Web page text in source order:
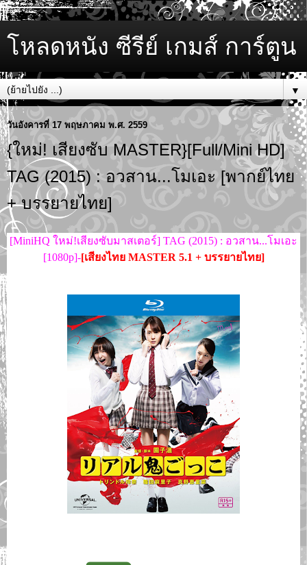
โหลดหนัง ซีรีย์ เกมส์ การ์ตูน
▼
วันอังคารที่ 17 พฤษภาคม พ.ศ. 2559
{ใหม่! เสียงซับ MASTER}[Full/Mini HD]
TAG (2015) : อวสาน...โมเอะ [พากย์ไทย
+ บรรยายไทย]
[MiniHQ ใหม่!เสียงซับมาสเตอร์] TAG (2015) : อวสาน...โมเอะ
[1080p]-[เสียงไทย MASTER 5.1 + บรรยายไทย]